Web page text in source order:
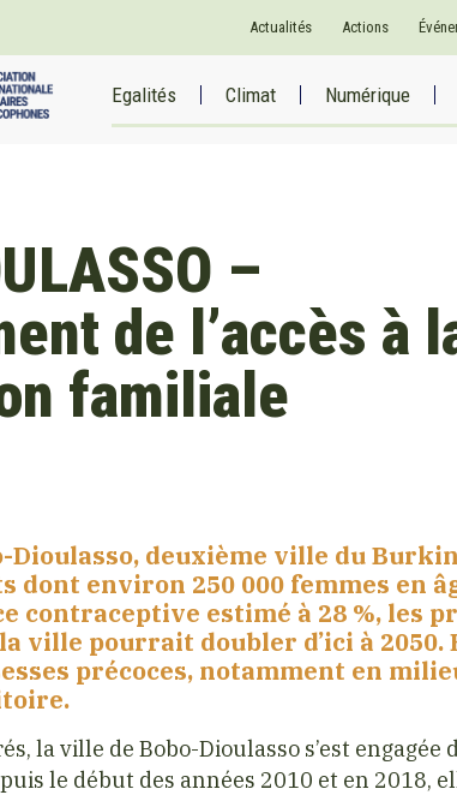
Actualités Actions
Egalités Climat Numérique
–
de l’accès à
familiale
Dioulasso, deuxième ville du
dont environ 250 000 femmes en
contraceptive estimé à 28 %, les
ville pourrait doubler d’ici à 2050.
précoces, notamment en
la ville de Bobo-Dioulasso s’est engagée
le début des années 2010 et en 2018,